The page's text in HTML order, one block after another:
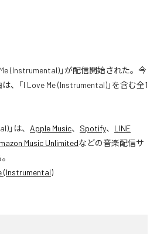
(Instrumental)」が配信開始された。今
、「I Love Me (Instrumental)」を含む全1
」は、 Apple Music、 Spotify、 LINE
Music Unlimitedなどの音楽配信サ
(Instrumental)